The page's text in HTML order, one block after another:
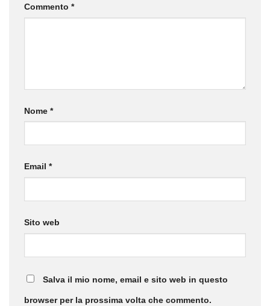
Commento *
Nome *
Email *
Sito web
Salva il mio nome, email e sito web in questo
browser per la prossima volta che commento.